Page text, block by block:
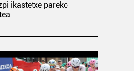
ikastetxe pareko